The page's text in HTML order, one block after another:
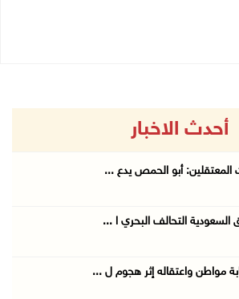
أحدث الاخبار
المعتقلين: أبو الحمص يدع ...
السعودية التحالف البحري ا ...
مواطن واعتقاله إثر هجوم ل ...